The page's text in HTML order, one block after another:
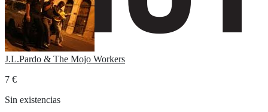
J.L.Pardo & The Mojo Workers
7 €
Sin existencias